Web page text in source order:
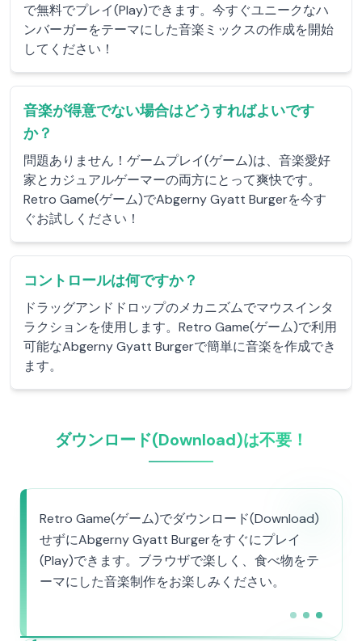
で無料でプレイ(Play)できます。今すぐユニークなハ
ンバーガーをテーマにした音楽ミックスの作成を開始
してください！
音楽が得意でない場合はどうすればよいです
か？
問題ありません！ゲームプレイ(ゲーム)は、音楽愛好
家とカジュアルゲーマーの両方にとって爽快です。
Retro Game(ゲーム)でAbgerny Gyatt Burgerを今す
ぐお試しください！
コントロールは何ですか？
ドラッグアンドドロップのメカニズムでマウスインタ
ラクションを使用します。Retro Game(ゲーム)で利用
可能なAbgerny Gyatt Burgerで簡単に音楽を作成でき
ます。
ダウンロード(Download)は不要！
Retro Game(ゲーム)でダウンロード(Download)
せずにAbgerny Gyatt Burgerをすぐにプレイ
(Play)できます。ブラウザで楽しく、食べ物をテ
ーマにした音楽制作をお楽しみください。